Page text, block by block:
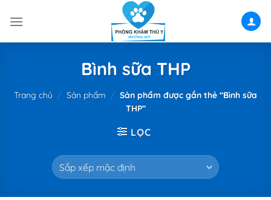
Bình sữa THP
Trang chủ / Sản phẩm / Sản phẩm được gắn thẻ “Bình sữa
THP”
LỌC